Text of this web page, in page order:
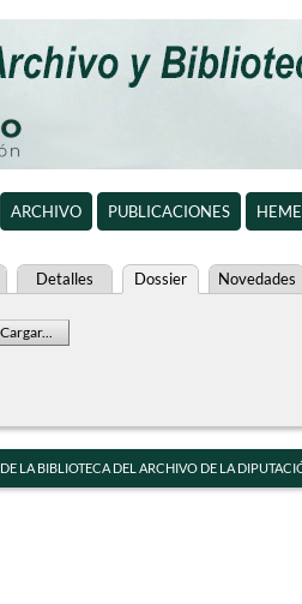
ARCHIVO PUBLICACIONES
Detalles Dossier Novedades
Cargar...
LA BIBLIOTECA DEL ARCHIVO DE LA